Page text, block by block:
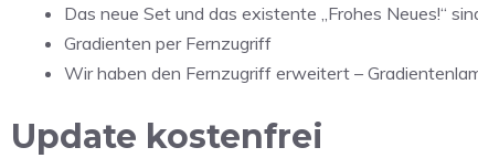
Das neue Set und das existente „Frohes Neues!“
Gradienten per Fernzugriff
Wir haben den Fernzugriff erweitert –
Update kostenfrei